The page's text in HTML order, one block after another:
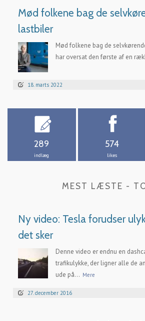
Mød folkene bag de
lastbiler
Mød folkene bag de
har oversat den første af en
18. marts 2022
289
indlæg
574
likes
MEST LÆSTE -
Ny video: Tesla forudser
det sker
Denne video er endnu en
trafikulykke, der ligner alle de
ude på... Mere
27. december 2016